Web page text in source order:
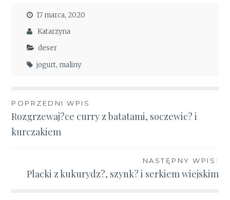
17 marca, 2020
Katarzyna
deser
jogurt, maliny
Nawigacja
wpisu
POPRZEDNI WPIS
Rozgrzewaj?ce curry z batatami, soczewic? i
kurczakiem
NASTĘPNY WPIS:
Placki z kukurydz?, szynk? i serkiem wiejskim